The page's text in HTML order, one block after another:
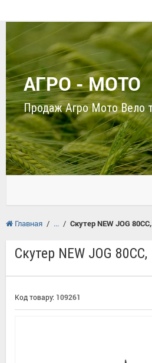
АГРО - МОТО
Продаж Агро Мото Вело
Главная / / Скутер NEW JOG
Скутер NEW JOG
Код товару: 109261